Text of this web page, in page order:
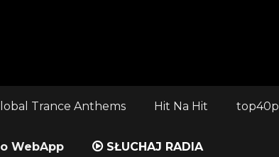
Trance Anthems Hit Na Hit top40pl
WebApp SŁUCHAJ RADIA